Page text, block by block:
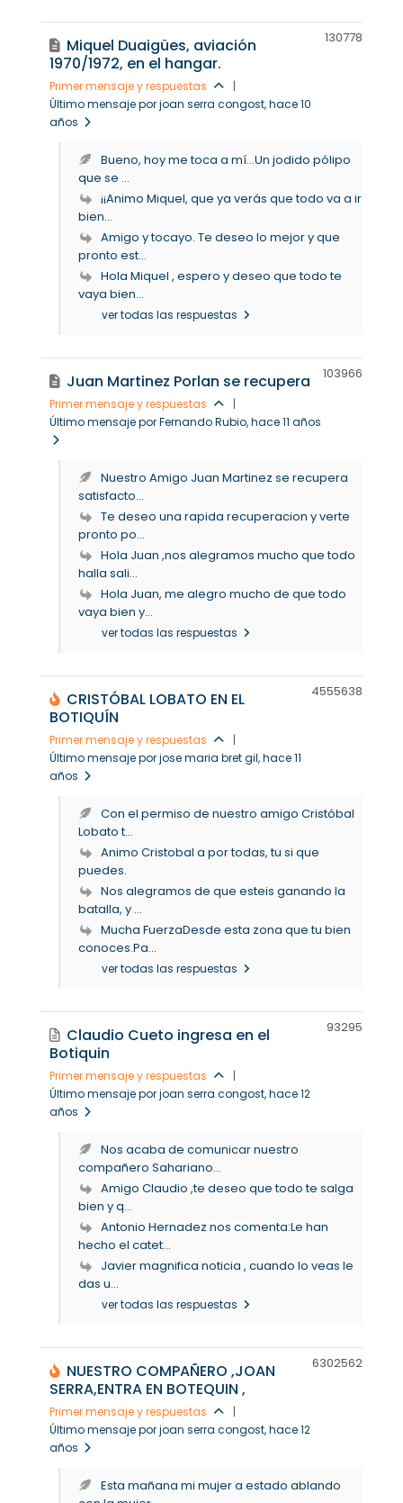
Miquel Duaigües, aviación
1970/1972, en el hangar.
Primer mensaje y respuestas
|
Último mensaje por joan serra congost, hace 10
años
130778
Bueno, hoy me toca a mí...Un jodido pólipo
que se ...
¡¡Animo Miquel, que ya verás que todo va a ir
bien...
Amigo y tocayo. Te deseo lo mejor y que
pronto est...
Hola Miquel , espero y deseo que todo te
vaya bien...
ver todas las respuestas
Juan Martinez Porlan se recupera
Primer mensaje y respuestas
|
Último mensaje por Fernando Rubio, hace 11 años
103966
Nuestro Amigo Juan Martinez se recupera
satisfacto...
Te deseo una rapida recuperacion y verte
pronto po...
Hola Juan ,nos alegramos mucho que todo
halla sali...
Hola Juan, me alegro mucho de que todo
vaya bien y...
ver todas las respuestas
CRISTÓBAL LOBATO EN EL
BOTIQUÍN
Primer mensaje y respuestas
|
Último mensaje por jose maria bret gil, hace 11
años
4555638
Con el permiso de nuestro amigo Cristóbal
Lobato t...
Animo Cristobal a por todas, tu si que
puedes.
Nos alegramos de que esteis ganando la
batalla, y ...
Mucha FuerzaDesde esta zona que tu bien
conoces.Pa...
ver todas las respuestas
Claudio Cueto ingresa en el
Botiquin
Primer mensaje y respuestas
|
Último mensaje por joan serra congost, hace 12
años
93295
Nos acaba de comunicar nuestro
compañero Sahariano...
Amigo Claudio ,te deseo que todo te salga
bien y q...
Antonio Hernadez nos comenta:Le han
hecho el catet...
Javier magnifica noticia , cuando lo veas le
das u...
ver todas las respuestas
NUESTRO COMPAÑERO ,JOAN
SERRA,ENTRA EN BOTEQUIN ,
Primer mensaje y respuestas
|
Último mensaje por joan serra congost, hace 12
años
6302562
Esta mañana mi mujer a estado ablando